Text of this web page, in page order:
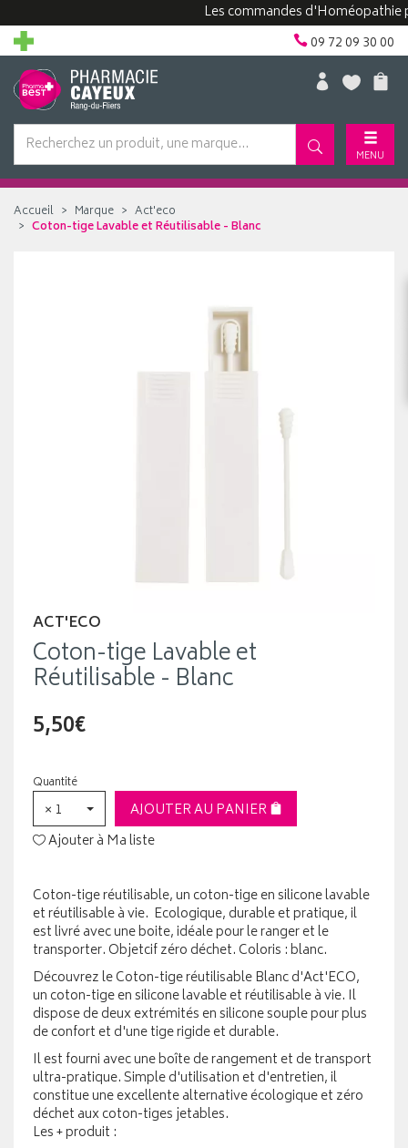
Les commandes d'Homéopathie
09 72 09 30 00
MENU
Accueil Marque
Act'eco
Coton-tige Lavable et Réutilisable - Blanc
ACT'ECO
Coton-tige Lavable et
Réutilisable - Blanc
5,50€
Quantité
× 1
AJOUTER AU PANIER
Ajouter à Ma liste
Coton-tige réutilisable, un coton-tige en silicone lavable
et réutilisable à vie. Ecologique, durable et pratique, il
est livré avec une boite, idéale pour le ranger et le
transporter. Objetcif zéro déchet. Coloris : blanc.
Découvrez le Coton-tige réutilisable Blanc d'Act'ECO,
un coton-tige en silicone lavable et réutilisable à vie. Il
dispose de deux extrémités en silicone souple pour plus
de confort et d'une tige rigide et durable.
Il est fourni avec une boîte de rangement et de transport
ultra-pratique. Simple d'utilisation et d'entretien, il
constitue une excellente alternative écologique et zéro
déchet aux coton-tiges jetables.
Les + produit :